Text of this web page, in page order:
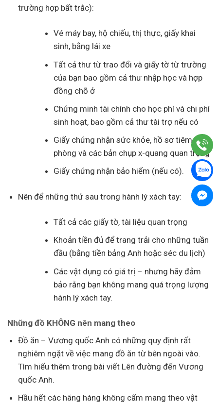
trường hợp bất trắc):
Vé máy bay, hộ chiếu, thị thực, giấy khai
sinh, bằng lái xe
Tất cả thư từ trao đổi và giấy tờ từ trường
của bạn bao gồm cả thư nhập học và hợp
đồng chỗ ở
Chứng minh tài chính cho học phí và chi phí
sinh hoạt, bao gồm cả thư tài trợ nếu có
Giấy chứng nhận sức khỏe, hồ sơ tiêm
phòng và các bản chụp x-quang quan trọng
Giấy chứng nhận bảo hiểm (nếu có).
Nên để những thứ sau trong hành lý xách tay:
Tất cả các giấy tờ, tài liệu quan trọng
Khoản tiền đủ để trang trải cho những tuần
đầu (bằng tiền bảng Anh hoặc séc du lịch)
Các vật dụng có giá trị – nhưng hãy đảm
bảo rằng bạn không mang quá trọng lượng
hành lý xách tay.
Những đồ KHÔNG nên mang theo
Đồ ăn – Vương quốc Anh có những quy định rất
nghiêm ngặt về việc mang đồ ăn từ bên ngoài vào.
Tìm hiểu thêm trong bài viết Lên đường đến Vương
quốc Anh.
Hầu hết các hãng hàng không cấm mang theo vật